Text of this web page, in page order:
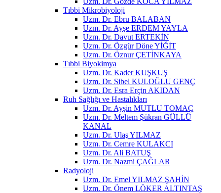
Tıbbi Mikrobiyoloji
Uzm. Dr. Ebru BALABAN
Uzm. Dr. Ayşe ERDEM YAYLA
Uzm. Dr. Davut ERTEKİN
Uzm. Dr. Özgür Döne YİĞİT
Uzm. Dr. Öznur ÇETİNKAYA
Tıbbi Biyokimya
Uzm. Dr. Kader KUŞKUŞ
Uzm. Dr. Sibel KULOĞLU GENÇ
Uzm. Dr. Esra Erçin AKIDAN
Ruh Sağlığı ve Hastalıkları
Uzm. Dr. Ayşin MUTLU TOMAÇ
Uzm. Dr. Meltem Şükran GÜLLÜ
KANAL
Uzm. Dr. Ulaş YILMAZ
Uzm. Dr. Cemre KULAKCI
Uzm. Dr. Ali BATUŞ
Uzm. Dr. Nazmi ÇAĞLAR
Radyoloji
Uzm. Dr. Emel YILMAZ ŞAHİN
Uzm. Dr. Önem LÖKER ALTINTAŞ